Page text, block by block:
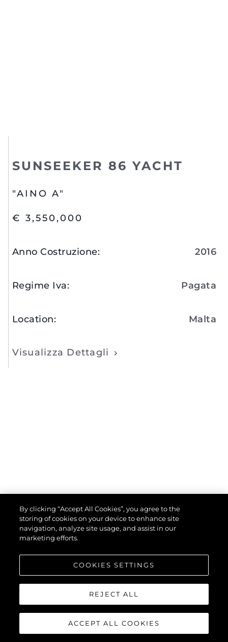
SUNSEEKER 86 YACHT
"AINO A"
€ 3,550,000
Anno Costruzione: 2016
Regime Iva: Pagata
Location: Malta
Visualizza Dettagli
SUNSEEKER PREDATOR 74
By clicking “Accept All Cookies”, you agree to the
storing of cookies on your device to enhance site
navigation, analyze site usage, and assist in our
marketing efforts.
COOKIES SETTINGS
REJECT ALL
ACCEPT ALL COOKIES